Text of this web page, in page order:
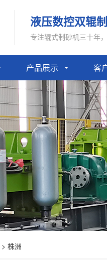
液压数控双辊
专注辊式制砂机三十年
产品展示 客
> 株洲